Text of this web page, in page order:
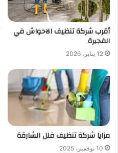
أقرب شركة تنظيف الاحواش في
الفجيرة
12 يناير، 2026
مزايا شركة تنظيف فلل الشارقة
10 نوفمبر، 2025